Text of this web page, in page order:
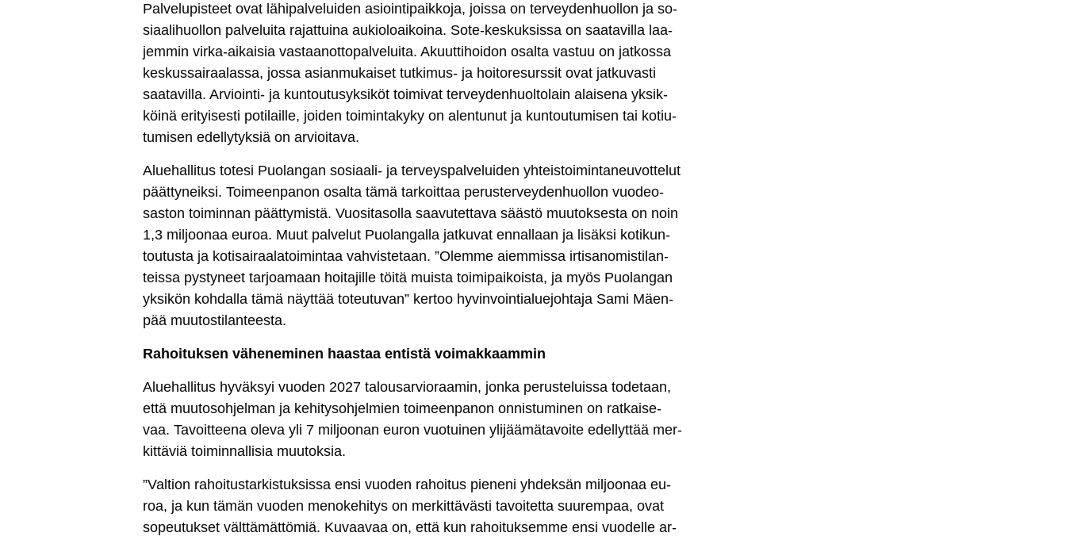
Pal­ve­lu­pis­teet ovat lä­hi­pal­ve­lui­den asioin­ti­paik­ko­ja, jois­sa on ter­vey­den­huol­lon ja so­
siaa­li­huol­lon pal­ve­lui­ta ra­jat­tui­na au­kio­loai­koi­na. So­te-kes­kuk­sis­sa on saa­ta­vil­la laa­
jem­min vir­ka-ai­kai­sia vas­taa­not­to­pal­ve­lui­ta. Akuut­ti­hoi­don osal­ta vas­tuu on jat­kos­sa
kes­kus­sai­raa­las­sa, jos­sa asian­mu­kai­set tut­ki­mus- ja hoi­to­re­surs­sit ovat jat­ku­vas­ti
saa­ta­vil­la. Ar­vioin­ti- ja kun­tou­tu­syk­si­köt toi­mi­vat ter­vey­den­huol­to­lain alai­se­na yk­sik­
köi­nä eri­tyi­ses­ti po­ti­lail­le, joi­den toi­min­ta­ky­ky on alen­tu­nut ja kun­tou­tu­mi­sen tai ko­tiu­
tu­mi­sen edel­ly­tyk­siä on ar­vioi­ta­va.
Alue­hal­li­tus to­te­si Puo­lan­gan so­siaa­li- ja ter­veys­pal­ve­lui­den yh­teis­toi­min­ta­neu­vot­te­lut
päät­ty­neik­si. Toi­meen­pa­non osal­ta tä­mä tar­koit­taa pe­rus­ter­vey­den­huol­lon vuo­deo­
sas­ton toi­min­nan päät­ty­mis­tä. Vuo­si­ta­sol­la saa­vu­tet­ta­va sääs­tö muu­tok­ses­ta on noin
1,3 mil­joo­naa eu­roa. Muut pal­ve­lut Puo­lan­gal­la jat­ku­vat en­nal­laan ja li­säk­si ko­ti­kun­
tou­tus­ta ja ko­ti­sai­raa­la­toi­min­taa vah­vis­te­taan. ”Olem­me aiem­mis­sa ir­ti­sa­no­mis­ti­lan­
teis­sa pys­ty­neet tar­joa­maan hoi­ta­jil­le töi­tä muis­ta toi­mi­pai­kois­ta, ja myös Puo­lan­gan
yk­si­kön koh­dal­la tä­mä näyt­tää to­teu­tu­van” ker­too hy­vin­voin­tia­lue­joh­ta­ja Sa­mi Mäen­
pää muu­tos­ti­lan­tees­ta.
Ra­hoi­tuk­sen vä­he­ne­mi­nen haas­taa en­tis­tä voi­mak­kaam­min
Alue­hal­li­tus hy­väk­syi vuo­den 2027 ta­lou­sar­vio­raa­min, jon­ka pe­rus­te­luis­sa to­de­taan,
et­tä muu­to­soh­jel­man ja ke­hi­ty­soh­jel­mien toi­meen­pa­non on­nis­tu­mi­nen on rat­kai­se­
vaa. Ta­voit­tee­na ole­va yli 7 mil­joo­nan eu­ron vuo­tui­nen yli­jää­mä­ta­voi­te edel­lyt­tää mer­
kit­tä­viä toi­min­nal­li­sia muu­tok­sia.
”Val­tion ra­hoi­tus­tar­kis­tuk­sis­sa en­si vuo­den ra­hoi­tus pie­ne­ni yh­dek­sän mil­joo­naa eu­
roa, ja kun tä­män vuo­den me­no­ke­hi­tys on mer­kit­tä­väs­ti ta­voi­tet­ta suu­rem­paa, ovat
so­peu­tuk­set vält­tä­mät­tö­miä. Ku­vaa­vaa on, et­tä kun ra­hoi­tuk­sem­me en­si vuo­del­le ar­